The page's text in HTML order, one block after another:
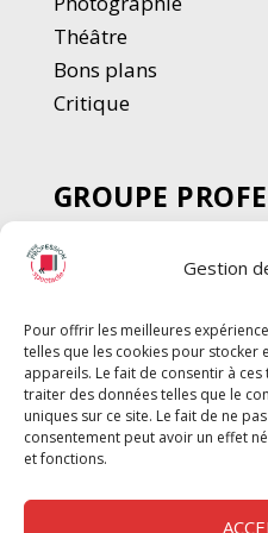
Gestion
Pour offrir les meilleures
telles que les cookies pour stocker
appareils. Le fait de consentir à
traiter des données telles que le
uniques sur ce site. Le fait de ne
consentement peut avoir un effet
et fonctions.
Théâtre
Bons plans
Critique
GROUPE
SPECTACLE
Chèque Intermittents
Chèque Compta
Chèque Emploi
G-Pods
Profession Audio-